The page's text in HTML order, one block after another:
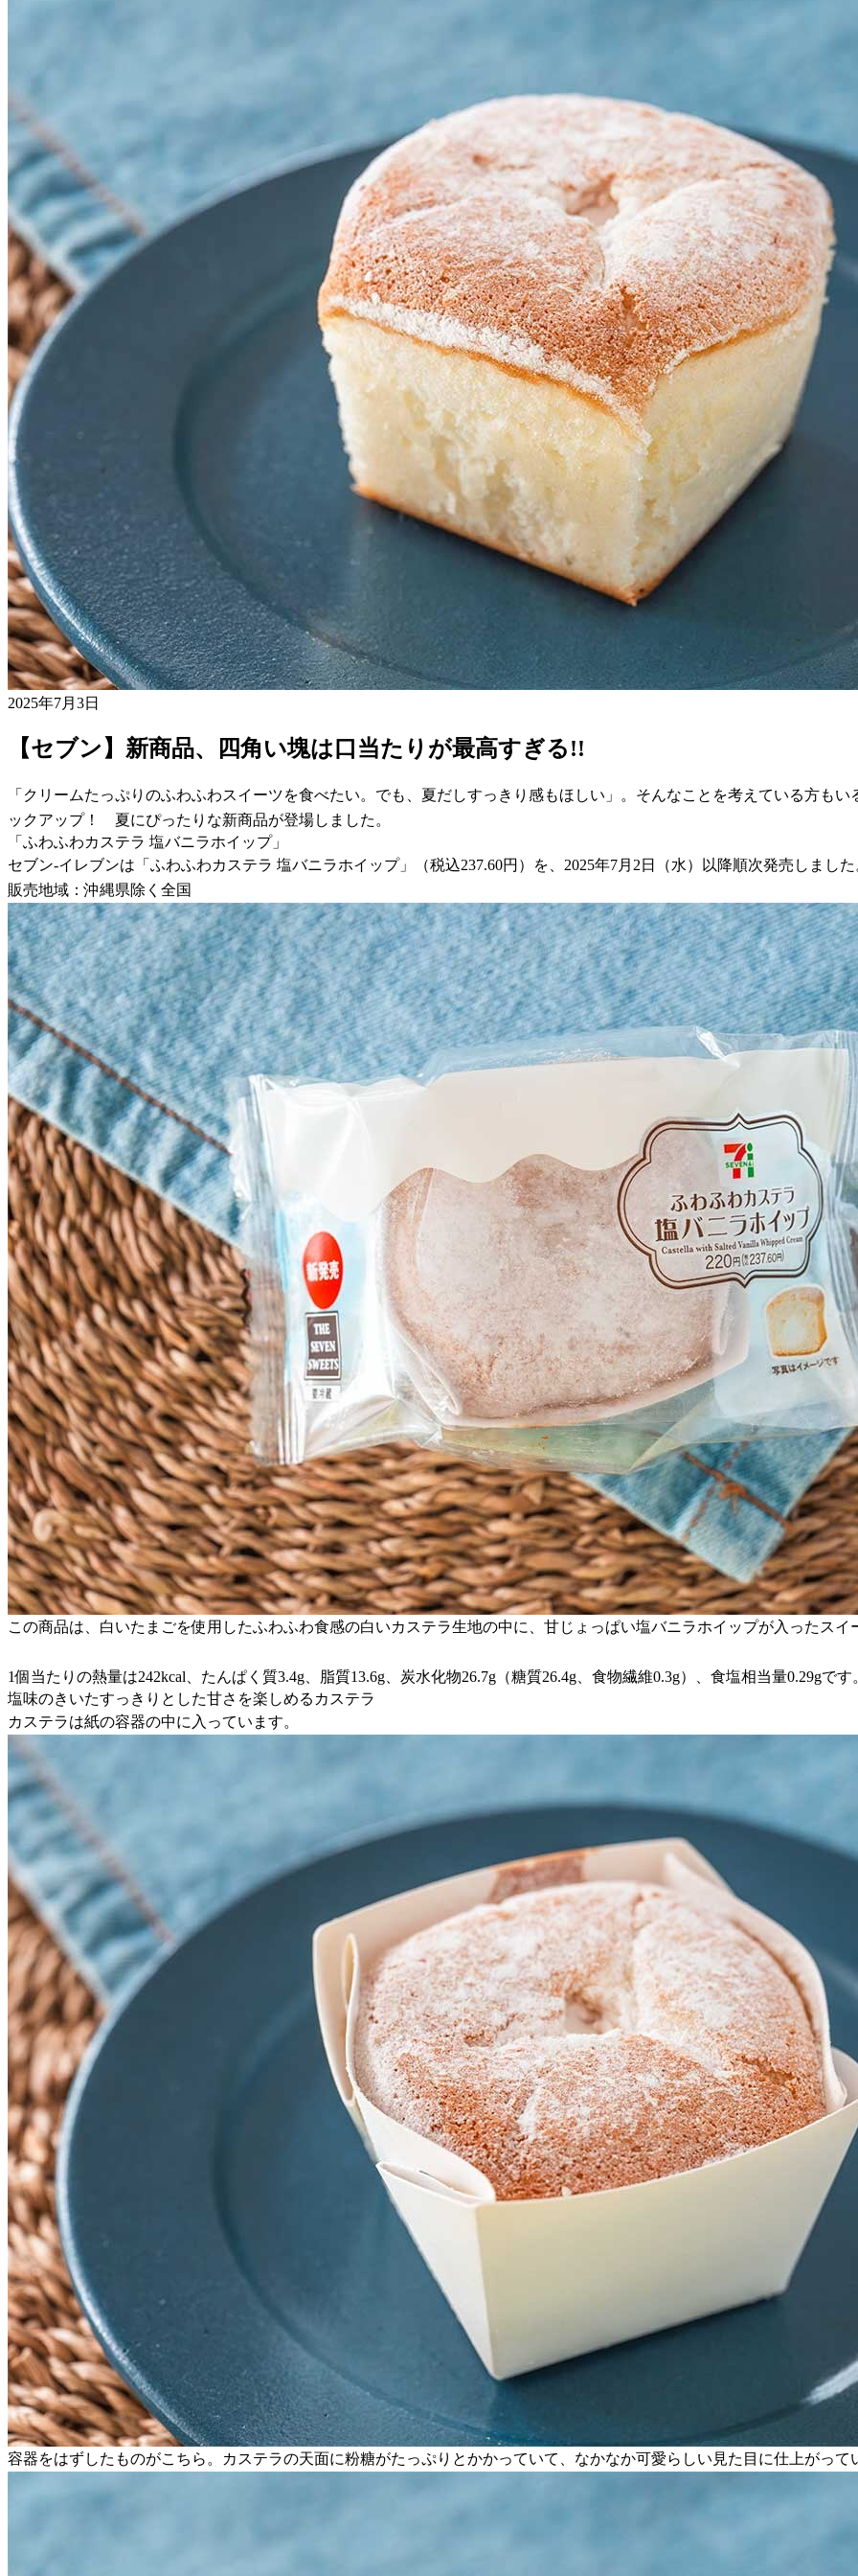
2025年7月3日
【セブン】新商品、四角い塊は口当たりが最高すぎる!!
「クリームたっぷりのふわふわスイーツを食べたい。でも、夏だしすっきり感もほしい」。そんなことを考えている方も
ックアップ！ 夏にぴったりな新商品が登場しました。
「ふわふわカステラ 塩バニラホイップ」
セブン-イレブンは「ふわふわカステラ 塩バニラホイップ」（税込237.60円）を、2025年7月2日（水）以降順次発売しまし
販売地域：沖縄県除く全国
この商品は、白いたまごを使用したふわふわ食感の白いカステラ生地の中に、甘じょっぱい塩バニラホイップが入ったスイ
1個当たりの熱量は242kcal、たんぱく質3.4g、脂質13.6g、炭水化物26.7g（糖質26.4g、食物繊維0.3g）、食塩相当量0.29gです
塩味のきいたすっきりとした甘さを楽しめるカステラ
カステラは紙の容器の中に入っています。
容器をはずしたものがこちら。カステラの天面に粉糖がたっぷりとかかっていて、なかなか可愛らしい見た目に仕上がって